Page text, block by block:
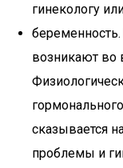
гинекологу
возникают
сказывается
проблемы и